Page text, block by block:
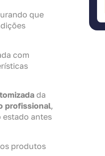
que
com
da
profissional,
antes
produtos